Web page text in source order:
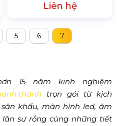
Liên hệ
5 6 7
15 năm kinh nghiệm
thành trọn gói từ kịch
khấu, màn hình led, âm
sư rồng cùng những tiết